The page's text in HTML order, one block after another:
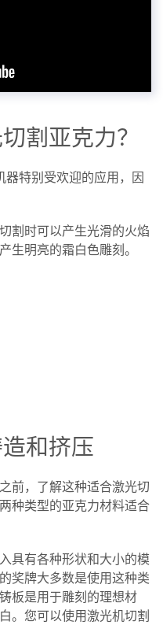
割亚克力？
器特别受欢迎的应用，因
割时可以产生光滑的火焰
生明亮的霜白色雕刻。
和挤压
前，了解这种适合激光切
种类型的亚克力材料适合
具有各种形状和大小的模
奖牌大多数是使用这种类
板是用于雕刻的理想材
。您可以使用激光机切割